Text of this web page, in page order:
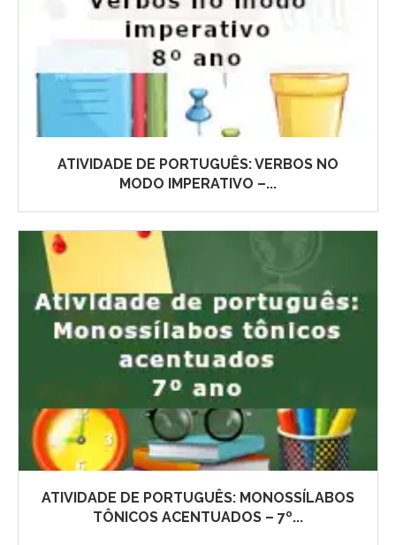
ATIVIDADE DE PORTUGUÊS: VERBOS NO
MODO IMPERATIVO –...
ATIVIDADE DE PORTUGUÊS: MONOSSÍLABOS
TÔNICOS ACENTUADOS – 7º...